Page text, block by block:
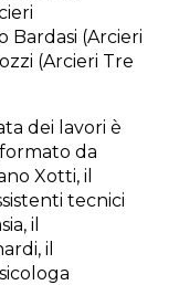
Bardasi (Arcieri
(Arcieri Tre
dei lavori è
da
Xotti, il
tecnici
il
il